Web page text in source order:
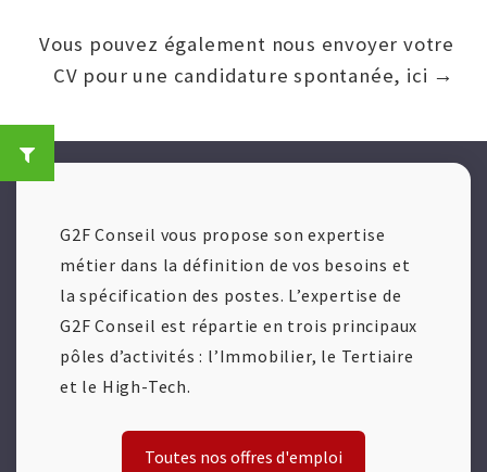
Vous pouvez également nous envoyer votre
CV pour une candidature spontanée, ici →
G2F Conseil vous propose son expertise
métier dans la définition de vos besoins et
la spécification des postes. L’expertise de
G2F Conseil est répartie en trois principaux
pôles d’activités : l’Immobilier, le Tertiaire
et le High-Tech.
Toutes nos offres d'emploi